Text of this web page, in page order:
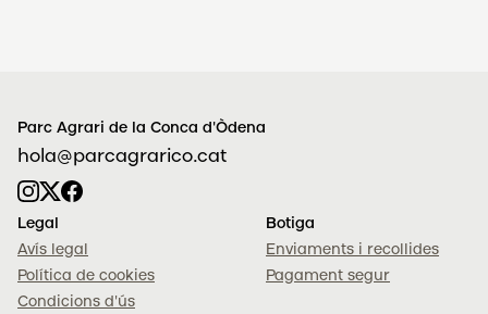
Parc Agrari de la Conca d'Òdena
hola@parcagrarico.cat
Legal
Avís legal
Política de cookies
Condicions d'ús
Botiga
Enviaments i recollides
Pagament segur